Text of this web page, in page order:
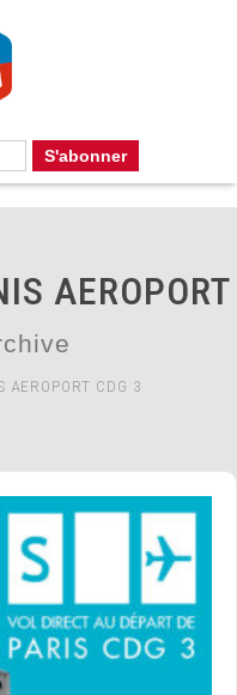
AEROPORT
AEROPORT CDG 3